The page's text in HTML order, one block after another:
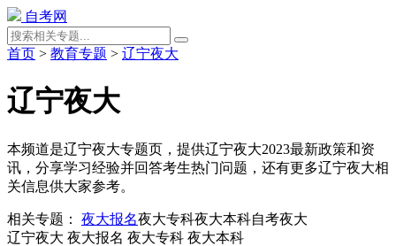
自考网
首页 > 教育专题 > 辽宁夜大
辽宁夜大
本频道是辽宁夜大专题页，提供辽宁夜大2023最新政策和资
讯，分享学习经验并回答考生热门问题，还有更多辽宁夜大相
关信息供大家参考。
相关专题： 夜大报名夜大专科夜大本科自考夜大
辽宁夜大 夜大报名 夜大专科 夜大本科